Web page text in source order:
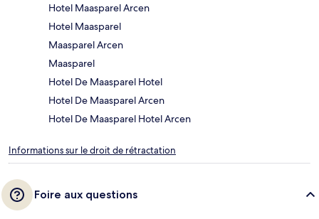
Hotel Maasparel Arcen
Hotel Maasparel
Maasparel Arcen
Maasparel
Hotel De Maasparel Hotel
Hotel De Maasparel Arcen
Hotel De Maasparel Hotel Arcen
Informations sur le droit de rétractation
Foire aux questions